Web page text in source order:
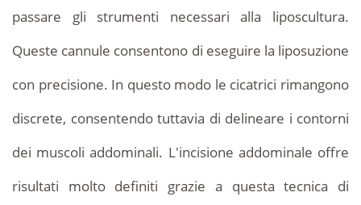
passare gli strumenti necessari alla liposcultura.
Queste cannule consentono di eseguire la liposuzione
con precisione. In questo modo le cicatrici rimangono
discrete, consentendo tuttavia di delineare i contorni
dei muscoli addominali. L'incisione addominale offre
risultati molto definiti grazie a questa tecnica di